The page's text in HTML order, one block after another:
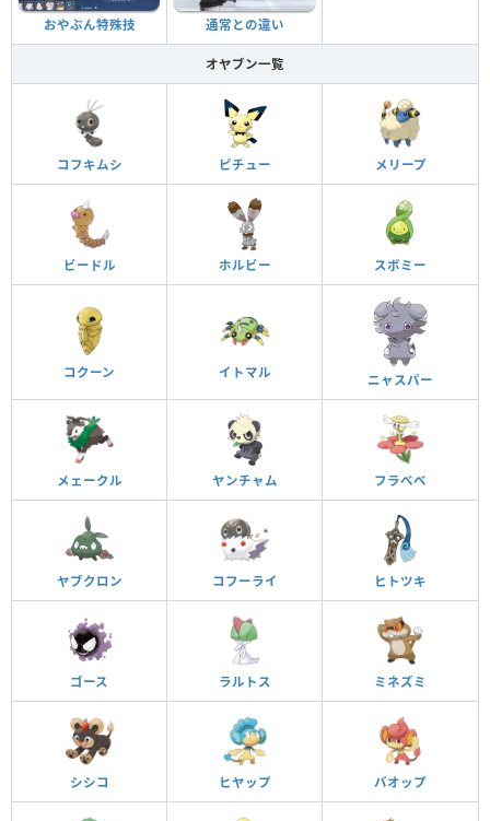
おやぶん特殊技 通常との違い
オヤブン一覧
コフキムシ ピチュー メリープ
ビードル ホルビー スボミー
コクーン イトマル ニャスパー
メェークル ヤンチャム フラベベ
ヤブクロン コフーライ ヒトツキ
ゴース ラルトス ミネズミ
シシコ ヒヤップ バオップ